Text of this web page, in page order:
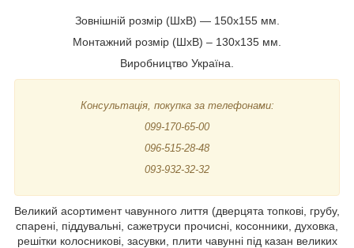
Зовнішній розмір (ШхВ) — 150х155 мм.
Монтажний розмір (ШхВ) – 130х135 мм.
Виробництво Україна.
Консультація, покупка за телефонами:
099-170-65-00
096-515-28-48
093-932-32-32
Великий асортимент чавунного лиття (дверцята топкові, грубу,
спарені, піддувальні, сажетруси прочисні, косонники, духовка,
решітки колосникові, засувки, плити чавунні під казан великих